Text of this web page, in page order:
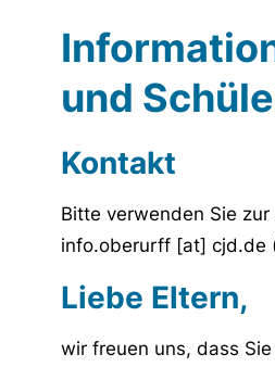
und
Kontakt
Bitte verwenden Sie
info.oberurff [at] cjd.de
Liebe Eltern,
wir freuen uns, dass